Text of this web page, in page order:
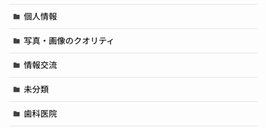
個人情報
写真・画像のクオリティ
情報交流
未分類
歯科医院